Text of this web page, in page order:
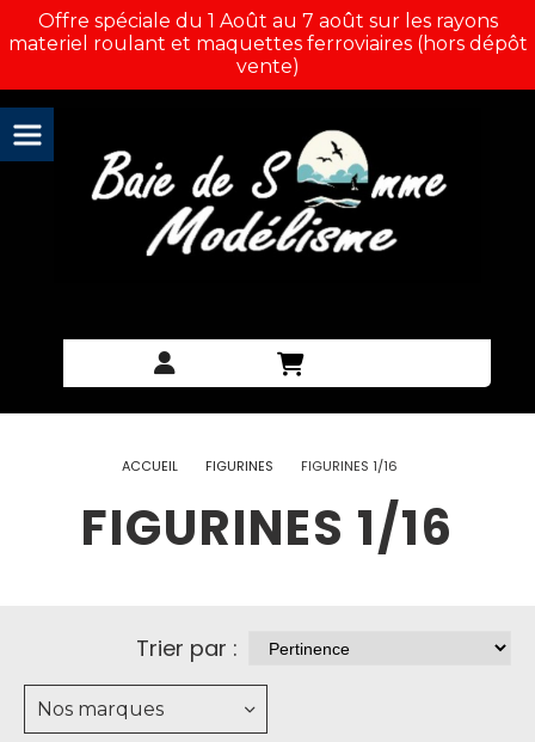
Offre spéciale du 1 Août au 7 août sur les rayons
materiel roulant et maquettes ferroviaires (hors dépôt
vente)
ACCUEIL FIGURINES FIGURINES 1/16
FIGURINES 1/16
Trier par :
Nos marques
Panneau de gestion des cookies